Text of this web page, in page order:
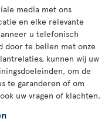
media met ons
en elke relevante
u telefonisch
door te bellen met onze
kunnen wij uw
om de
te garanderen of om
uw vragen of klachten.